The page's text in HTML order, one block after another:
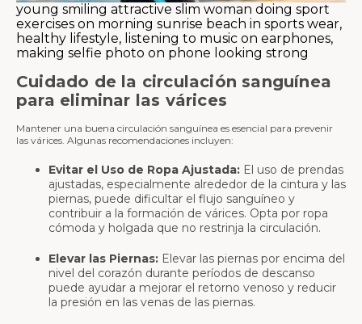
young smiling attractive slim woman doing sport
exercises on morning sunrise beach in sports wear,
healthy lifestyle, listening to music on earphones,
making selfie photo on phone looking strong
Cuidado de la circulación sanguínea
para eliminar las várices
Mantener una buena circulación sanguínea es esencial para prevenir
las várices. Algunas recomendaciones incluyen:
Evitar el Uso de Ropa Ajustada: El uso de prendas
ajustadas, especialmente alrededor de la cintura y las
piernas, puede dificultar el flujo sanguíneo y
contribuir a la formación de várices. Opta por ropa
cómoda y holgada que no restrinja la circulación.
Elevar las Piernas: Elevar las piernas por encima del
nivel del corazón durante períodos de descanso
puede ayudar a mejorar el retorno venoso y reducir
la presión en las venas de las piernas.